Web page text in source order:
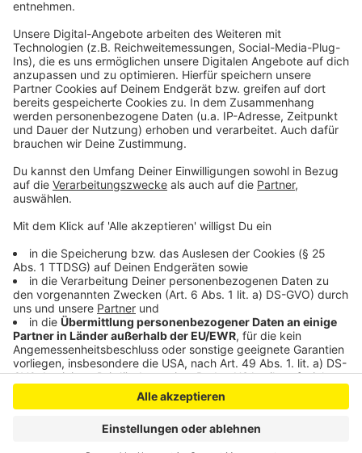
Anzeige
Petition: Mehr Heimplätze für pflegebedürftige
Berufskolleg in Leverkusen-Wiesdorf wird renoviert
Anzeige
Anzeige